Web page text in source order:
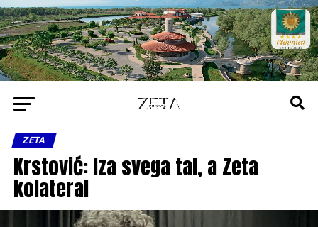
ZETA
Krstović: Iza svega tal, a Zeta
kolateral